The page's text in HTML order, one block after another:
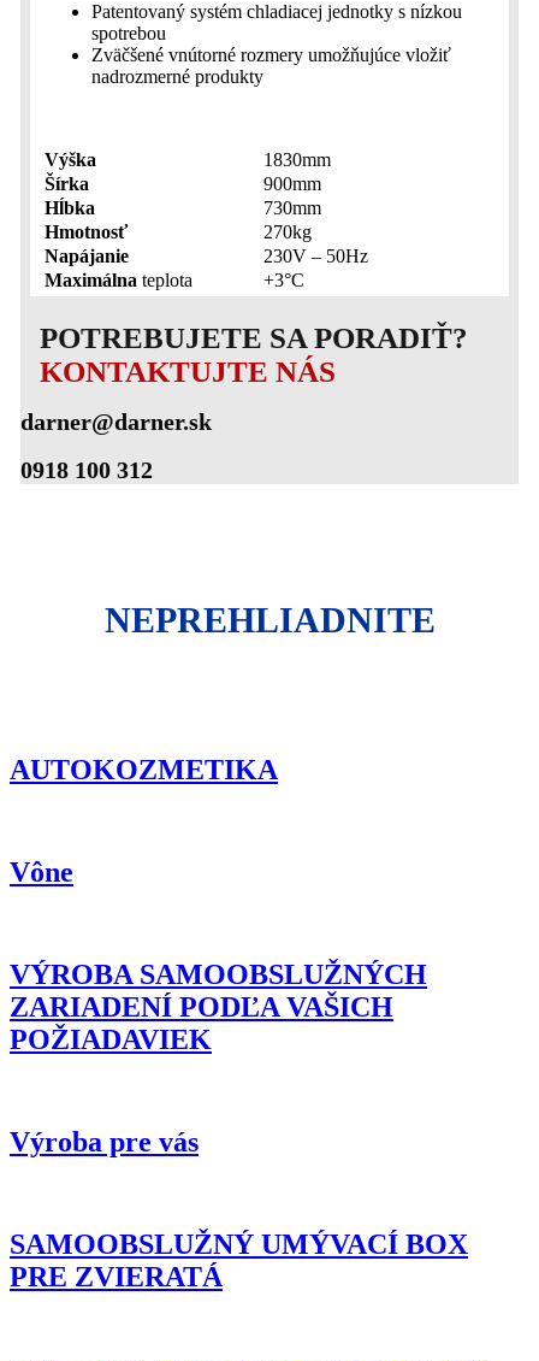
Patentovaný systém chladiacej jednotky s nízkou
spotrebou
Zväčšené vnútorné rozmery umožňujúce vložiť
nadrozmerné produkty
Výška
1830mm
Šírka
900mm
Hĺbka
730mm
Hmotnosť
270kg
Napájanie
230V – 50Hz
Maximálna teplota +3°C
POTREBUJETE SA PORADIŤ?
KONTAKTUJTE NÁS
darner@darner.sk
0918 100 312
NEPREHLIADNITE
AUTOKOZMETIKA
Vône
VÝROBA SAMOOBSLUŽNÝCH
ZARIADENÍ PODĽA VAŠICH
POŽIADAVIEK
Výroba pre vás
SAMOOBSLUŽNÝ UMÝVACÍ BOX
PRE ZVIERATÁ